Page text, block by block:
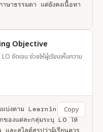
ษาธรรมดา แต่ยังคงเนื้อหา
Objective
ชัดเจน ช่วยให้ผู้เรียนเห็นความ
แบ่งตาม Learning
องแต่ละกลุ่มระบุ LO ให้
Copy